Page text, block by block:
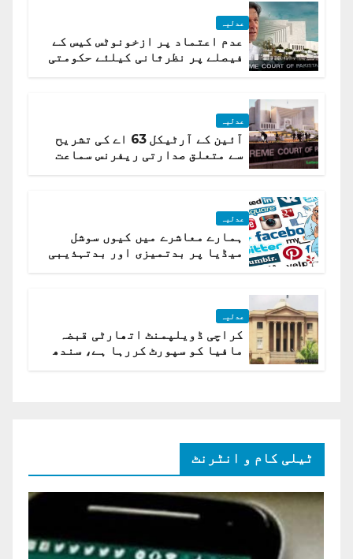
عدلیہ
عدم اعتماد پر ازخونوٹس کیس کے
فیصلے پر نظرثانی کیلئے حکومتی
عدلیہ
آئین کے آرٹیکل 63 اے کی تشریح
سے متعلق صدارتی ریفرنس سماعت
عدلیہ
ہمارے معاشرے میں کیوں سوشل
میڈیا پر بدتمیزی اور بدتہذیبی
عدلیہ
کراچی ڈویلپمنٹ اتھارٹی قبضہ
مافیا کو سپورٹ کررہا ہے، سندھ
ٹیلی کام و انٹرنٹ